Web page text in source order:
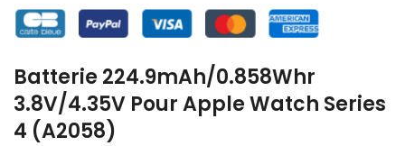
Batterie 224.9mAh/0.858Whr
3.8V/4.35V Pour Apple Watch Series
4 (A2058)